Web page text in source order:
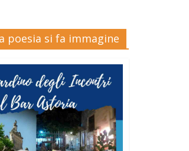
poesia si fa immagine